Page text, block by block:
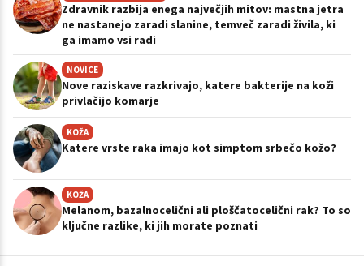
Zdravnik razbija enega največjih mitov: mastna jetra
ne nastanejo zaradi slanine, temveč zaradi živila, ki
ga imamo vsi radi
NOVICE
Nove raziskave razkrivajo, katere bakterije na koži
privlačijo komarje
KOŽA
Katere vrste raka imajo kot simptom srbečo kožo?
KOŽA
Melanom, bazalnocelični ali ploščatocelični rak? To so
ključne razlike, ki jih morate poznati